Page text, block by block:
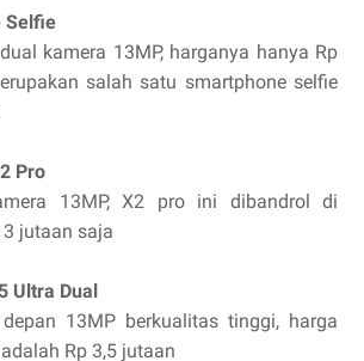
Selfie
kamera 13MP, harganya hanya Rp
salah satu smartphone selfie
Pro
13MP, X2 pro ini dibandrol di
jutaan saja
Ultra Dual
13MP berkualitas tinggi, harga
Rp 3,5 jutaan